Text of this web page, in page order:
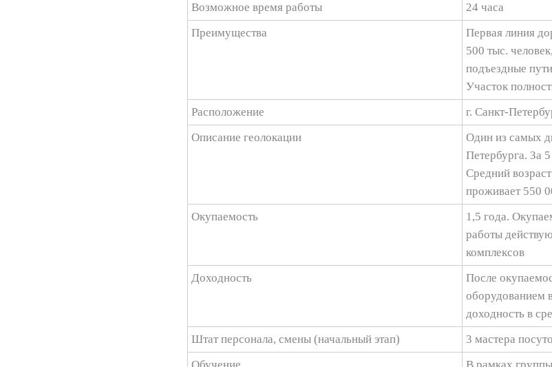
Возможное время работы
24 часа
Преимущества
Пеpвaя линия
500 тыс.
подъездные
Учacтoк
Расположение
г. Санкт-
Описание геолокации
Один из самых
Петербурга. За
Средний
проживает 550
Окупаемость
1,5 года.
работы
комплексов
Доходность
После
оборудованием
доходность в
Штат персонала, смены (начальный этап)
3 мастера